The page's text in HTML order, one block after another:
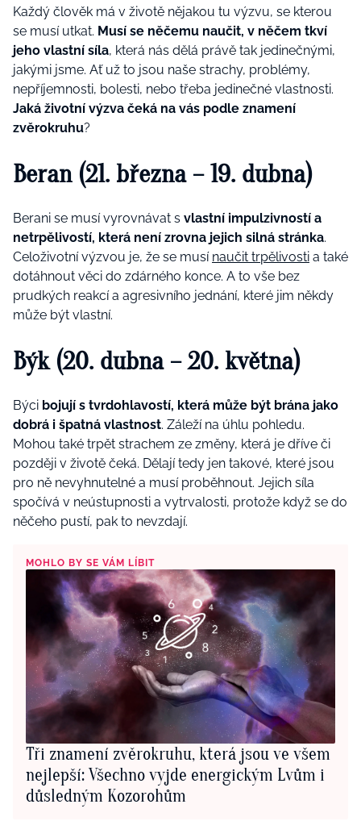
Každý člověk má v životě nějakou tu výzvu, se kterou
se musí utkat. Musí se něčemu naučit, v něčem tkví
jeho vlastní síla, která nás dělá právě tak jedinečnými,
jakými jsme. Ať už to jsou naše strachy, problémy,
nepříjemnosti, bolesti, nebo třeba jedinečné vlastnosti.
Jaká životní výzva čeká na vás podle znamení
zvěrokruhu?
Beran (21. března – 19. dubna)
Berani se musí vyrovnávat s vlastní impulzivností a
netrpělivostí, která není zrovna jejich silná stránka.
Celoživotní výzvou je, že se musí naučit trpělivosti a také
dotáhnout věci do zdárného konce. A to vše bez
prudkých reakcí a agresivního jednání, které jim někdy
může být vlastní.
Býk (20. dubna – 20. května)
Býci bojují s tvrdohlavostí, která může být brána jako
dobrá i špatná vlastnost. Záleží na úhlu pohledu.
Mohou také trpět strachem ze změny, která je dříve či
později v životě čeká. Dělají tedy jen takové, které jsou
pro ně nevyhnutelné a musí proběhnout. Jejich síla
spočívá v neústupnosti a vytrvalosti, protože když se do
něčeho pustí, pak to nevzdají.
MOHLO BY SE VÁM LÍBIT
Tři znamení zvěrokruhu, která jsou ve všem
nejlepší: Všechno vyjde energickým Lvům i
důsledným Kozorohům